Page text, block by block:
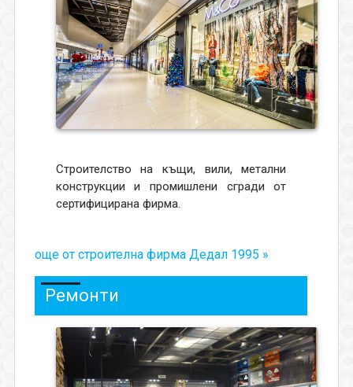
Строителство на къщи, вили, метални
конструкции и промишлени сгради от
сертифицирана фирма.
още от строителна фирма Дедал 1995 »
Ремонти